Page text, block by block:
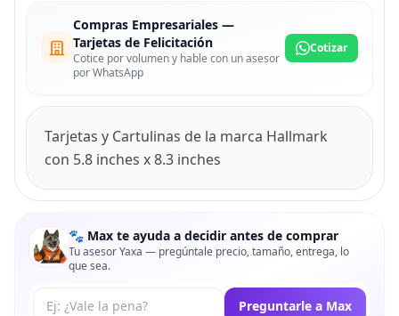
Compras Empresariales —
Tarjetas de Felicitación
Cotice por volumen y hable con un asesor
por WhatsApp
Cotizar
Tarjetas y Cartulinas de la marca Hallmark
con 5.8 inches x 8.3 inches
🐾 Max te ayuda a decidir antes de comprar
Tu asesor Yaxa — pregúntale precio, tamaño, entrega, lo
que sea.
Tu pregunta a Max Preguntarle a Max